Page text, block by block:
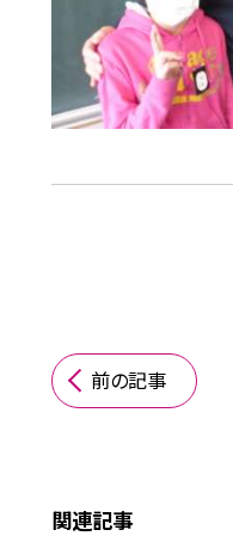
前の記事
関連記事